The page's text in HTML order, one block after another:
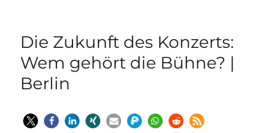
Die Zukunft des Konzerts:
Wem gehört die Bühne? |
Berlin